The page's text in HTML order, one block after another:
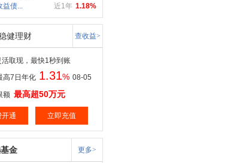
1.18%
近1年
益债...
健理财 查收益>
活取现，最快1秒到账
高7日年化 1.31% 08-05
额 最高超50万元
开通 立即充值
金 更多>